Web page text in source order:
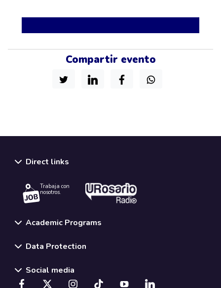
Compartir evento
Direct links
Trabaja con
nosotros.
Academic Programs
Data Protection
Social media